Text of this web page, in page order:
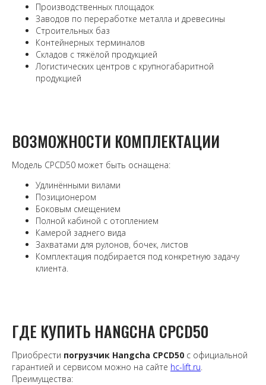
Производственных площадок
Заводов по переработке металла и древесины
Строительных баз
Контейнерных терминалов
Складов с тяжёлой продукцией
Логистических центров с крупногабаритной
продукцией
ВОЗМОЖНОСТИ КОМПЛЕКТАЦИИ
Модель CPCD50 может быть оснащена:
Удлинёнными вилами
Позиционером
Боковым смещением
Полной кабиной с отоплением
Камерой заднего вида
Захватами для рулонов, бочек, листов
Комплектация подбирается под конкретную задачу
клиента.
ГДЕ КУПИТЬ HANGCHA CPCD50
Приобрести погрузчик Hangcha CPCD50 с официальной
гарантией и сервисом можно на сайте hc-lift.ru
Преимущества: